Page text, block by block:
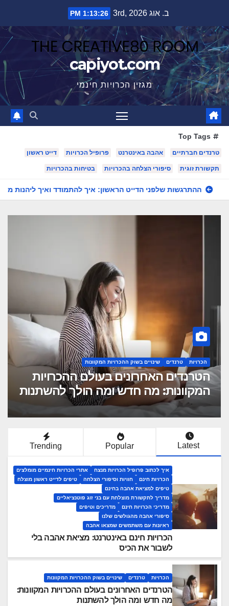
content
ב. אוג 3rd, 2026 1:13:27 PM
capiyot.com
מגזין הכרויות חינמי
Top Tags
טרנדים חברתיים אהבה באינטרנט פרופיל הכרויות דייט ראשון
תקשורת זוגית סיפורי הצלחה בהכרויות בטיחות בהכרויות
ההתרגשות שלפני הדייט הראשון: איך להתמודד ואיך ליהנות מזה
הכרויות טרנדים שינויים בשוק ההכרויות המקוונות
הטרנדים האחרונים בעולם ההכרויות
המקוונות: מה חדש ומה הולך להשתנות
Latest
Popular
Trending
איך לכתוב פרופיל הכרויות מנצח
אתרי הכרויות חינמיים מומלצים
הכרויות חינם
חוויות וסיפורי הצלחה
טיפים לדייט ראשון מוצלח
טיפים למציאת אהבה בחינם
מדריך לתקשורת מוצלחת עם בני זוג פוטנציאליים
מדריכי הכרויות חינם
מדריכים וטיפים
סיפורי אהבה מהגולשים שלנו
ראיונות עם משתמשים שמצאו אהבה
הכרויות חינם באינטרנט: מציאת אהבה בלי
לשבור את הכיס
הכרויות טרנדים שינויים בשוק ההכרויות המקוונות
הטרנדים האחרונים בעולם ההכרויות המקוונות:
מה חדש ומה הולך להשתנות